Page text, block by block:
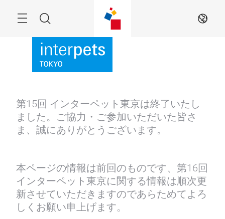
Search JA
第15回 インターペット東京は終了いたし
ました。ご協力・ご参加いただいた皆さ
ま、誠にありがとうございます。
本ページの情報は前回のものです、第16回
インターペット東京に関する情報は順次更
新させていただきますのであらためてよろ
しくお願い申上げます。